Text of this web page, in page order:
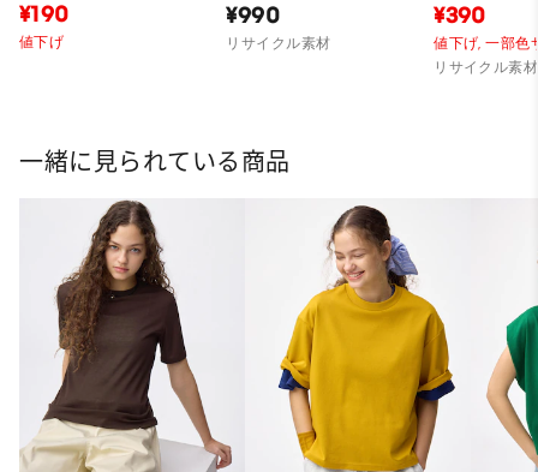
¥190
値下げ
¥990
リサイクル素材
¥390
値下げ,一部色
リサイクル素材
一緒に見られている商品